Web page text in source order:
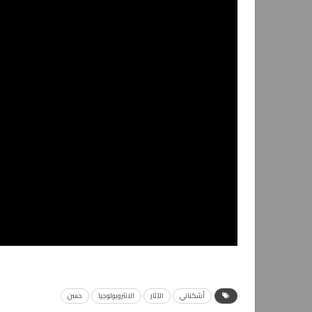
أشكناني الآثار الانثروبولوجيا حسن